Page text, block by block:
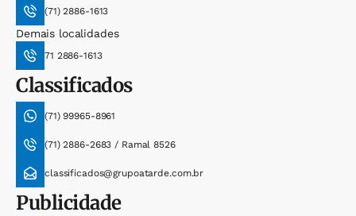
(71) 2886-1613
Demais localidades
71 2886-1613
Classificados
(71) 99965-8961
(71) 2886-2683 / Ramal 8526
classificados@grupoatarde.com.br
Publicidade